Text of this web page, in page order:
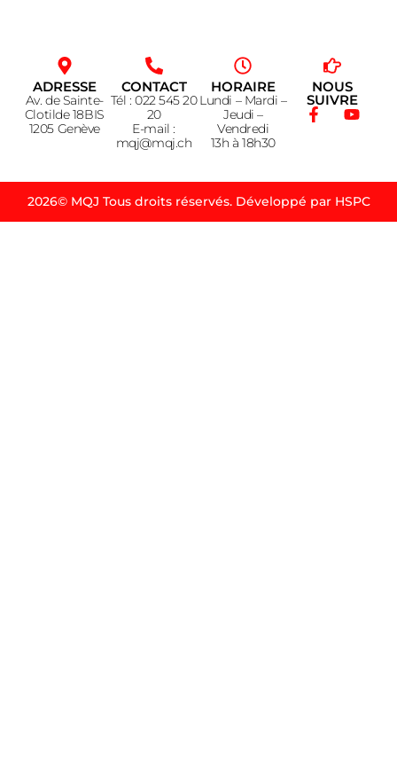
ADRESSE
Av. de Sainte-
Clotilde 18BIS
1205 Genève
CONTACT
Tél : 022 545 20
20
E-mail :
mqj@mqj.ch
HORAIRE
Lundi – Mardi –
Jeudi –
Vendredi
13h à 18h30
NOUS
SUIVRE
2026© MQJ Tous droits réservés. Développé par HSPC